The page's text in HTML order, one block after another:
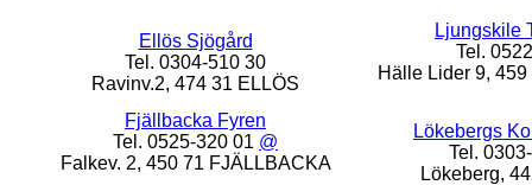
Ellös Sjögård
Tel. 0304-510 30
Ravinv.2, 474 31 ELLÖS
Ljungskile
Tel.
Hälle Lider 9,
Fjällbacka Fyren
Tel. 0525-320 01 @
Falkev. 2, 450 71 FJÄLLBACKA
Lökebergs
Tel.
Lökeberg,